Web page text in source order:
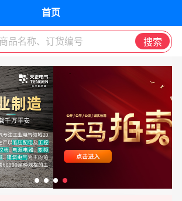
首页
品名称、订货编号 搜索
伟天马与网易严选达成品牌合作